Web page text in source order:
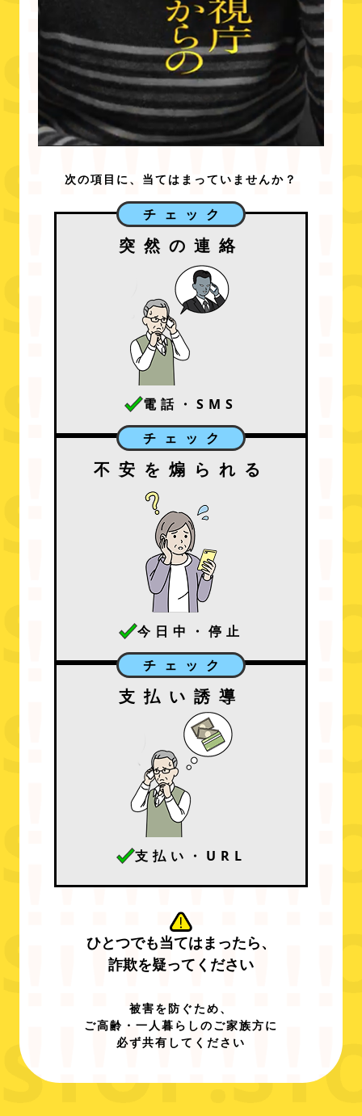
次の項目に、当てはまっていませんか？
チェック
突然の連絡
電話・SMS
チェック
不安を煽られる
今日中・停止
チェック
支払い誘導
支払い・URL
ひとつでも当てはまったら、
詐欺を疑ってください
被害を防ぐため、
ご高齢・一人暮らしのご家族方に
必ず共有してください